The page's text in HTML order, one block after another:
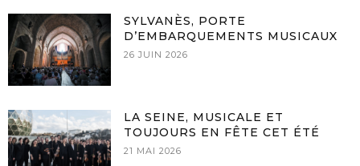
SYLVANÈS, PORTE
D’EMBARQUEMENTS MUSICAUX
26 JUIN 2026
LA SEINE, MUSICALE ET
TOUJOURS EN FÊTE CET ÉTÉ
21 MAI 2026